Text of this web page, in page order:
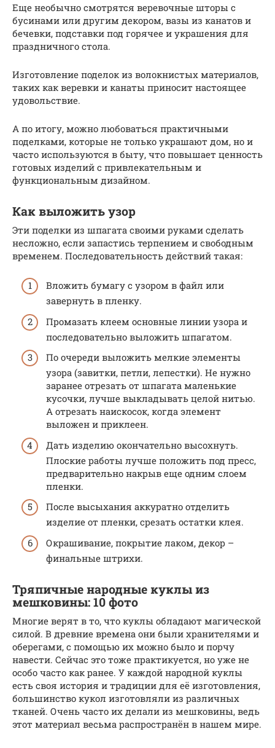
Еще необычно смотрятся веревочные шторы с
бусинами или другим декором, вазы из канатов и
бечевки, подставки под горячее и украшения для
праздничного стола.
Изготовление поделок из волокнистых материалов,
таких как веревки и канаты приносит настоящее
удовольствие.
А по итогу, можно любоваться практичными
поделками, которые не только украшают дом, но и
часто используются в быту, что повышает ценность
готовых изделий с привлекательным и
функциональным дизайном.
Как выложить узор
Эти поделки из шпагата своими руками сделать
несложно, если запастись терпением и свободным
временем. Последовательность действий такая:
Вложить бумагу с узором в файл или
завернуть в пленку.
Промазать клеем основные линии узора и
последовательно выложить шпагатом.
По очереди выложить мелкие элементы
узора (завитки, петли, лепестки). Не нужно
заранее отрезать от шпагата маленькие
кусочки, лучше выкладывать целой нитью.
А отрезать наискосок, когда элемент
выложен и приклеен.
Дать изделию окончательно высохнуть.
Плоские работы лучше положить под пресс,
предварительно накрыв еще одним слоем
пленки.
После высыхания аккуратно отделить
изделие от пленки, срезать остатки клея.
Окрашивание, покрытие лаком, декор –
финальные штрихи.
Тряпичные народные куклы из
мешковины: 10 фото
Многие верят в то, что куклы обладают магической
силой. В древние времена они были хранителями и
оберегами, с помощью их можно было и порчу
навести. Сейчас это тоже практикуется, но уже не
особо часто как ранее. У каждой народной куклы
есть своя история и традиции для её изготовления,
большинство кукол изготовляли из различных
тканей. Очень часто их делали из мешковины, ведь
этот материал весьма распространён в нашем мире.